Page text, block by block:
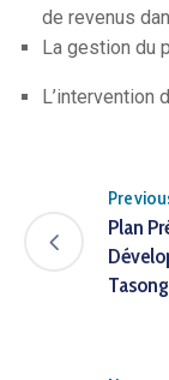
de revenus
La gestion du
L’intervention
Plan